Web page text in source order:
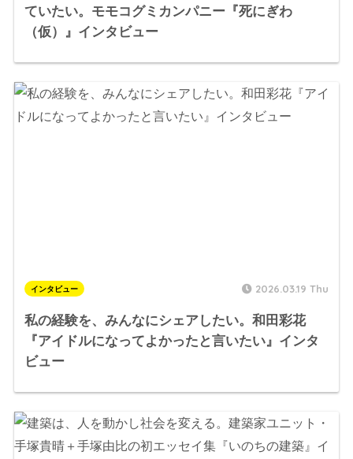
ていたい。モモコグミカンパニー『死にぎわ
（仮）』インタビュー
インタビュー 2026.03.19 Thu
私の経験を、みんなにシェアしたい。和田彩花
『アイドルになってよかったと言いたい』インタ
ビュー